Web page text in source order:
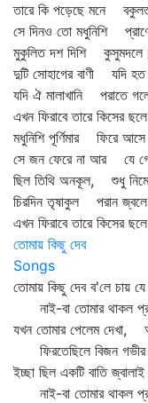
তারে কি পড়েছে মনে
সে দিনও তো মধুনিশি প্রাণে
মুকুলিত দশ দিশি কুসুমদলে।
দুটি সোহাগের বাণী যদি হত
যদি ঐ মালাখানি পরাতে
এখন ফিরাবে তারে কিসের
মধুনিশি পূর্ণিমার ফিরে আসে
সে জন ফেরে না আর যে
ছিল তিথি অনকূল, শুধু
চিরদিন তৃষাকুল পরান
এখন ফিরাবে তারে কিসের
তোমায় কিছু দেব
Songs
তোমায় কিছু দেব ব'লে চায়
নাই-বা তোমার থাকল
যখন তোমার পেলেম দেখা,
ফিরতেছিলে বিজন গভীর
ইচ্ছা ছিল একটি বাতি
নাই-বা তোমার থাকল